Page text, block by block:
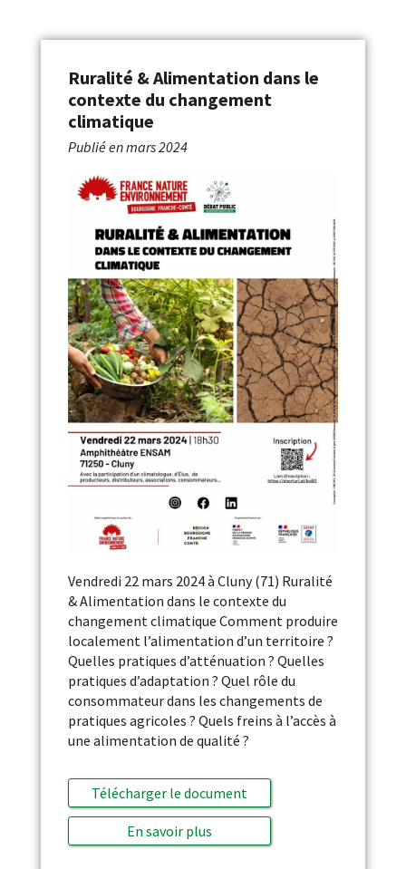
Ruralité & Alimentation dans le
contexte du changement
climatique
Publié enmars 2024
Vendredi 22 mars 2024 à Cluny (71) Ruralité
& Alimentation dans le contexte du
changement climatique Comment produire
localement l’alimentation d’un territoire ?
Quelles pratiques d’atténuation ? Quelles
pratiques d’adaptation ? Quel rôle du
consommateur dans les changements de
pratiques agricoles ? Quels freins à l’accès à
une alimentation de qualité ?
Télécharger le document
En savoir plus